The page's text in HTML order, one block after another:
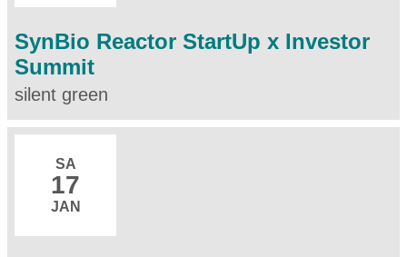
SynBio Reactor StartUp x Investor
Summit
silent green
SA
17
JAN